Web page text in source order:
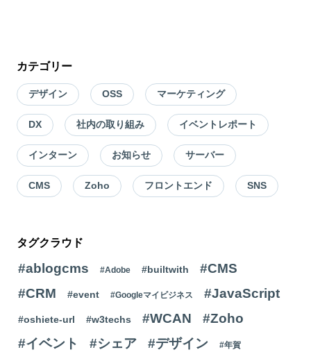
カテゴリー
デザイン OSS マーケティング
DX 社内の取り組み イベントレポート
インターン お知らせ サーバー
CMS Zoho フロントエンド SNS
タグクラウド
#ablogcms #Adobe #builtwith
#CMS
#CRM
#event #Googleマイビジネス #JavaScript
#oshiete-url #w3techs #WCAN
#Zoho
#イベント
#シェア #デザイン #年賀